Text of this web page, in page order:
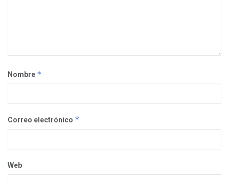
Nombre *
Correo electrónico *
Web